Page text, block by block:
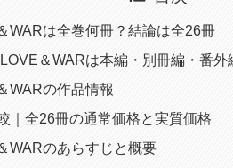
WARは全巻何冊？結論は全26冊
＆WARは本編・別冊編・番
WARの作品情報
｜全26冊の通常価格と実質価格
WARのあらすじと概要